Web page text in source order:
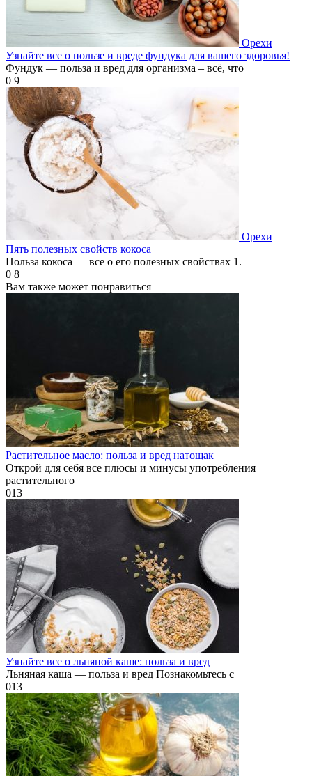
Орехи
Узнайте все о пользе и вреде фундука для вашего здоровья!
Фундук — польза и вред для организма – всё, что
0 9
Орехи
Пять полезных свойств кокоса
Польза кокоса — все о его полезных свойствах 1.
0 8
Вам также может понравиться
Растительное масло: польза и вред натощак
Открой для себя все плюсы и минусы употребления
растительного
013
Узнайте все о льняной каше: польза и вред
Льняная каша — польза и вред Познакомьтесь с
013